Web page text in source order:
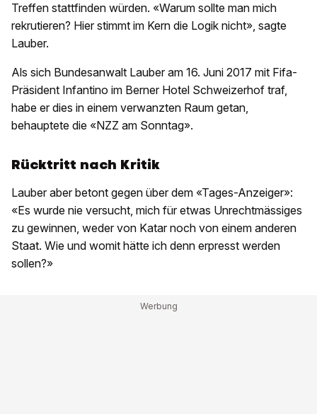
Treffen stattfinden würden. «Warum sollte man mich
rekrutieren? Hier stimmt im Kern die Logik nicht», sagte
Lauber.
Als sich Bundesanwalt Lauber am 16. Juni 2017 mit Fifa-
Präsident Infantino im Berner Hotel Schweizerhof traf,
habe er dies in einem verwanzten Raum getan,
behauptete die «NZZ am Sonntag».
Rücktritt nach Kritik
Lauber aber betont gegen über dem «Tages-Anzeiger»:
«Es wurde nie versucht, mich für etwas Unrechtmässiges
zu gewinnen, weder von Katar noch von einem anderen
Staat. Wie und womit hätte ich denn erpresst werden
sollen?»